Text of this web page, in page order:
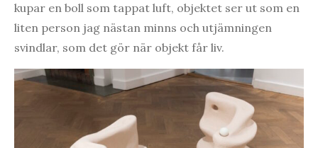
kupar en boll som tappat luft, objektet ser ut som en
liten person jag nästan minns och utjämningen
svindlar, som det gör när objekt får liv.